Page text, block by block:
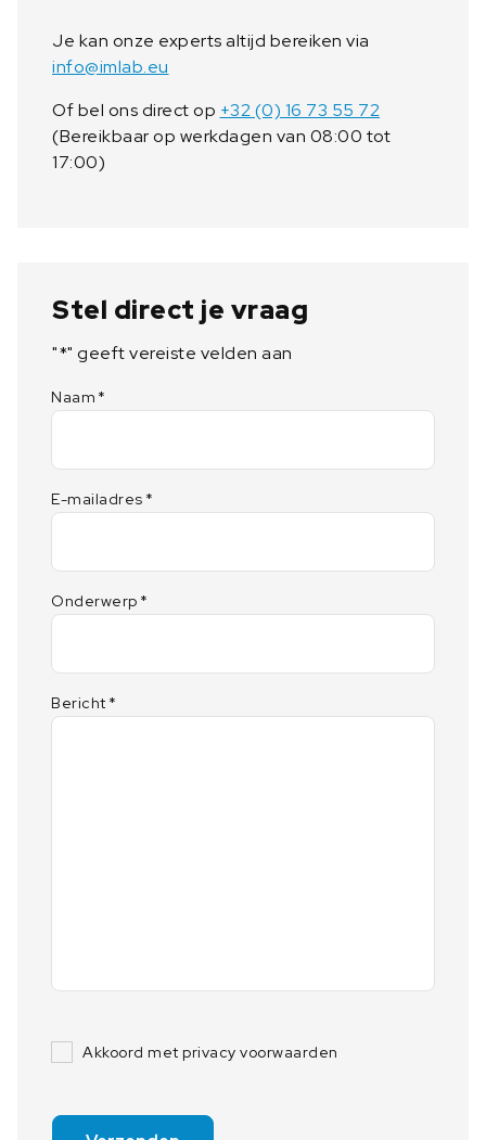
Je kan onze experts altijd bereiken via
info@imlab.eu
Of bel ons direct op +32 (0) 16 73 55 72
(Bereikbaar op werkdagen van 08:00 tot
17:00)
Stel direct je vraag
"*" geeft vereiste velden aan
Naam *
E-mailadres *
Onderwerp *
Bericht *
Akkoord met privacy voorwaarden